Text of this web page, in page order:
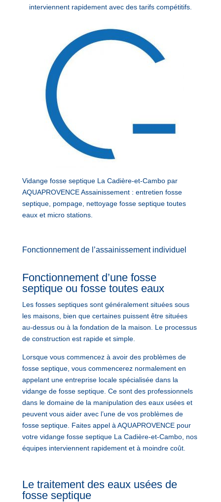
interviennent rapidement avec des tarifs compétitifs.
Vidange fosse septique La Cadière-et-Cambo par
AQUAPROVENCE Assainissement : entretien fosse
septique, pompage, nettoyage fosse septique toutes
eaux et micro stations.
Fonctionnement de l’assainissement individuel
Fonctionnement d’une fosse
septique ou fosse toutes eaux
Les fosses septiques sont généralement situées sous
les maisons, bien que certaines puissent être situées
au-dessus ou à la fondation de la maison. Le processus
de construction est rapide et simple.
Lorsque vous commencez à avoir des problèmes de
fosse septique, vous commencerez normalement en
appelant une entreprise locale spécialisée dans la
vidange de fosse septique. Ce sont des professionnels
dans le domaine de la manipulation des eaux usées et
peuvent vous aider avec l’une de vos problèmes de
fosse septique. Faites appel à AQUAPROVENCE pour
votre vidange fosse septique La Cadière-et-Cambo, nos
équipes interviennent rapidement et à moindre coût.
Le traitement des eaux usées de
fosse septique